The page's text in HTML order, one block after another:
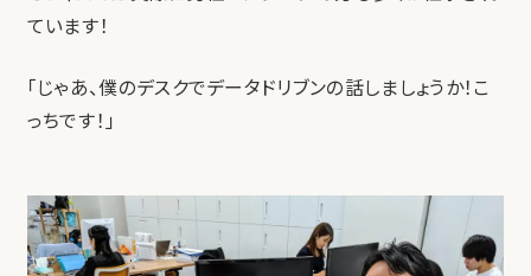
ています！
「じゃあ、僕のデスクでデータドリブンの話しましょうか！こ
っちです！」